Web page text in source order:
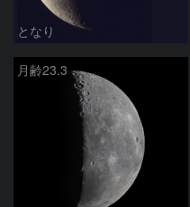
となり
月齢23.3